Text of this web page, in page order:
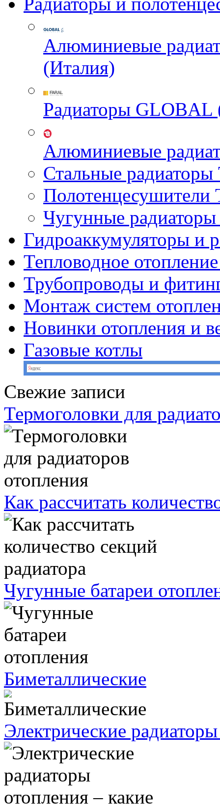
Алюминиевые
(Италия)
Радиаторы GLOBAL
Алюминиевые
Стальные
Чугунные
Гидроаккумуляторы и
Тепловодное
Трубопроводы и
Монтаж систем
Новинки отопления и
Газовые котлы
Свежие записи
Термоголовки для
Как рассчитать
Чугунные батареи
Биметаллические
Электрические